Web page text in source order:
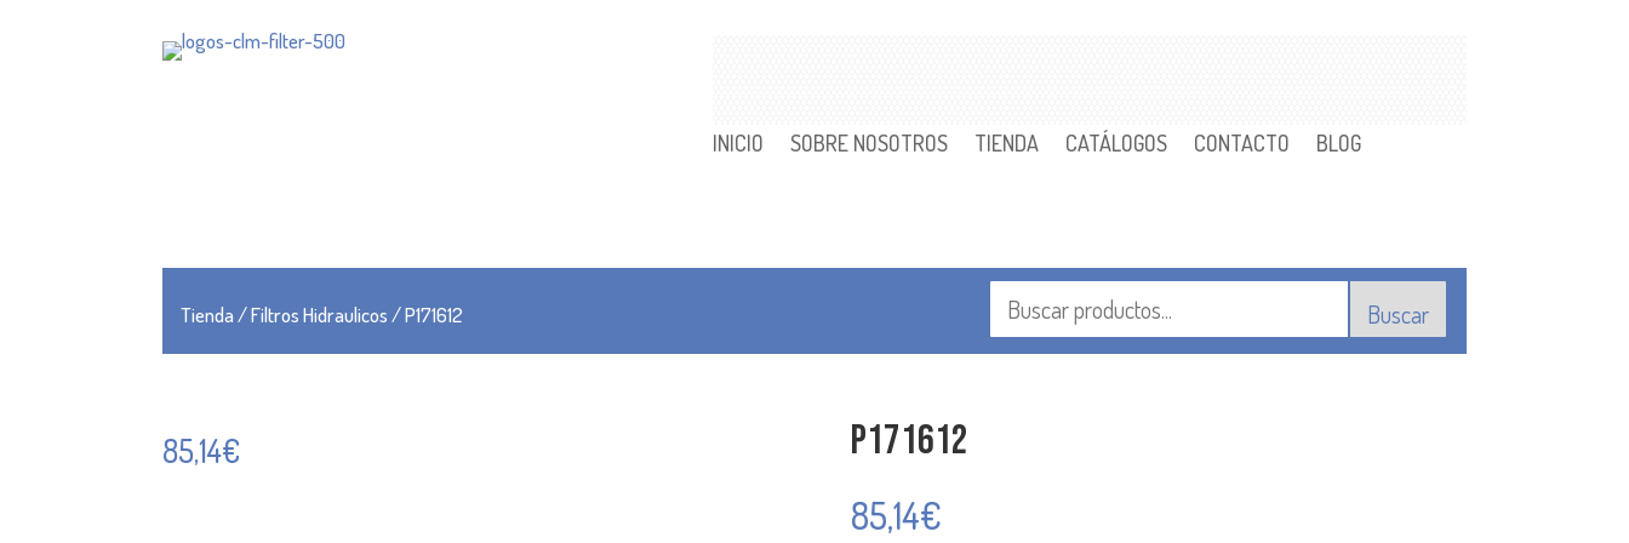
INICIO SOBRE NOSOTROS TIENDA CATÁLOGOS CONTACTO BLOG
Tienda/Filtros Hidraulicos/ P171612 Buscar
85,14€ P171612
85,14€